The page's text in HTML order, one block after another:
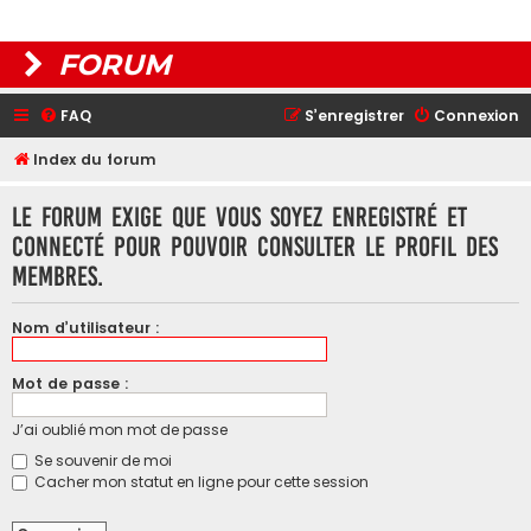
FORUM
FAQ Connexion
S’enregistrer
Index du forum
Le forum exige que vous soyez enregistré et
connecté pour pouvoir consulter le profil des
membres.
Nom d’utilisateur :
Mot de passe :
J’ai oublié mon mot de passe
Se souvenir de moi
Cacher mon statut en ligne pour cette session